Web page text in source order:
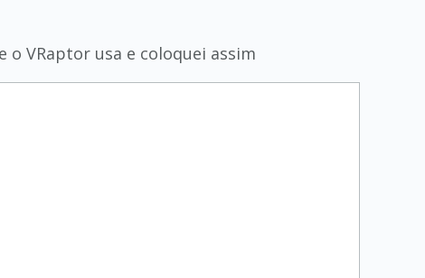
VRaptor usa e coloquei assim